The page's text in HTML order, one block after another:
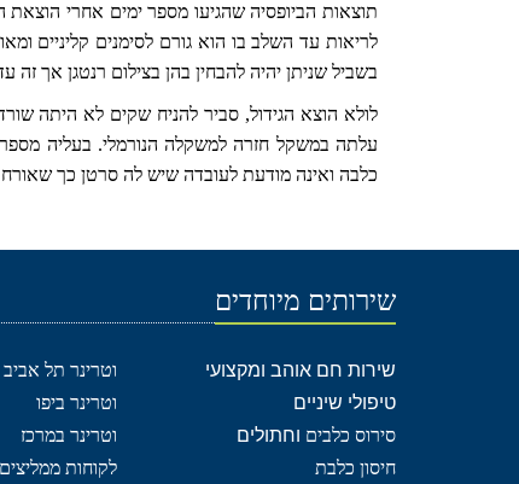
תוצאות הביופסיה שהגיעו מספר ימים אחרי הוצאת
לריאות עד השלב בו הוא גורם לסימנים קליניים
בשביל שניתן יהיה להבחין בהן בצילום רנטגן אך
לולא הוצא הגידול, סביר להניח שקים לא היתה
כלבה ואינה מודעת לעובדה שיש לה סרטן כך
שירותים מיוחדים
שירות חם אוהב ומקצועי
וטרינר תל אביב
טיפולי שיניים
וטרינר ביפו
סירוס כלבים וחתולים
וטרינר במרכז
חיסון כלבת
לקוחות ממליצים